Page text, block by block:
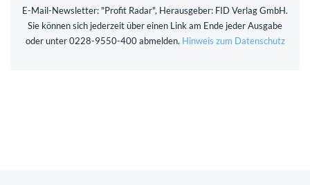
E-Mail-Newsletter: "Profit Radar", Herausgeber: FID Verlag GmbH.
Sie können sich jederzeit über einen Link am Ende jeder Ausgabe
oder unter 0228-9550-400 abmelden. Hinweis zum Datenschutz